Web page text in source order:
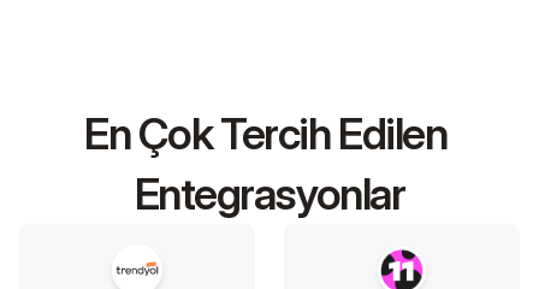
En Çok Tercih Edilen
Entegrasyonlar